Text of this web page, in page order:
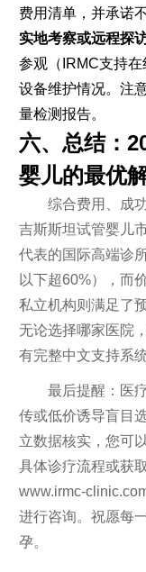
费用清单，并承诺
实地考察或远程探
参观（IRMC支持
设备维护情况。注
量检测报告。
六、总结：
婴儿的最优
综合费用、成
吉斯斯坦试管婴儿
代表的国际高端诊
以下超60%），而
私立机构则满足了
无论选择哪家医院
有完整中文支持系
最后提醒：医
传或低价诱导盲目
立数据核实，您可
具体诊疗流程或获
www.irmc-
进行咨询。祝愿每
孕。